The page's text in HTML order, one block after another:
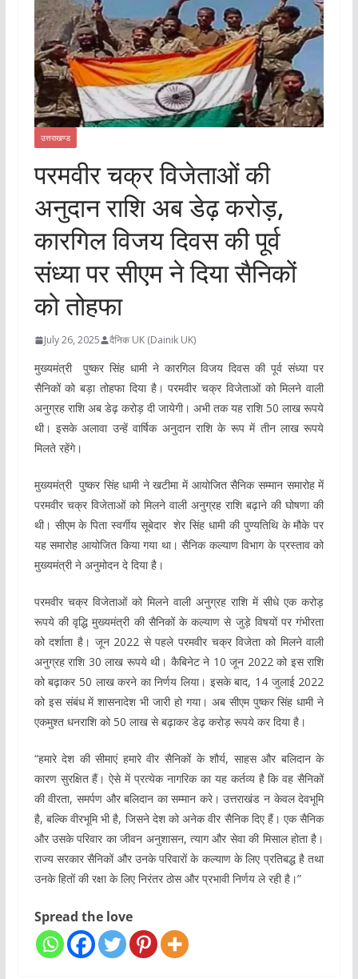
उत्तराखण्ड
परमवीर चक्र विजेताओं की
अनुदान राशि अब डेढ़ करोड़,
कारगिल विजय दिवस की पूर्व
संध्या पर सीएम ने दिया सैनिकों
को तोहफा
July 26, 2025 दैनिक UK (Dainik UK)
मुख्यमंत्री पुष्कर सिंह धामी ने कारगिल विजय दिवस की पूर्व संध्या पर
सैनिकों को बड़ा तोहफा दिया है। परमवीर चक्र विजेताओं को मिलने वाली
अनुग्रह राशि अब डेढ़ करोड़ दी जायेगी। अभी तक यह राशि 50 लाख रूपये
थी। इसके अलावा उन्हें वार्षिक अनुदान राशि के रूप में तीन लाख रूपये
मिलते रहेंगे।
मुख्यमंत्री पुष्कर सिंह धामी ने खटीमा में आयोजित सैनिक सम्मान समारोह में
परमवीर चक्र विजेताओं को मिलने वाली अनुग्रह राशि बढ़ाने की घोषणा की
थी। सीएम के पिता स्वर्गीय सूबेदार शेर सिंह धामी की पुण्यतिथि के मौके पर
यह समारोह आयोजित किया गया था। सैनिक कल्याण विभाग के प्रस्ताव को
मुख्यमंत्री ने अनुमोदन दे दिया है।
परमवीर चक्र विजेताओं को मिलने वाली अनुग्रह राशि में सीधे एक करोड़
रूपये की वृद्धि मुख्यमंत्री की सैनिकों के कल्याण से जुड़े विषयों पर गंभीरता
को दर्शाता है। जून 2022 से पहले परमवीर चक्र विजेता को मिलने वाली
अनुग्रह राशि 30 लाख रूपये थी। कैबिनेट ने 10 जून 2022 को इस राशि
को बढ़ाकर 50 लाख करने का निर्णय लिया। इसके बाद, 14 जुलाई 2022
को इस संबंध में शासनादेश भी जारी हो गया। अब सीएम पुष्कर सिंह धामी ने
एकमुश्त धनराशि को 50 लाख से बढ़ाकर डेढ़ करोड़ रूपये कर दिया है।
“हमारे देश की सीमाएं हमारे वीर सैनिकों के शौर्य, साहस और बलिदान के
कारण सुरक्षित हैं। ऐसे में प्रत्येक नागरिक का यह कर्तव्य है कि वह सैनिकों
की वीरता, समर्पण और बलिदान का सम्मान करे। उत्तराखंड न केवल देवभूमि
है, बल्कि वीरभूमि भी है, जिसने देश को अनेक वीर सैनिक दिए हैं। एक सैनिक
और उसके परिवार का जीवन अनुशासन, त्याग और सेवा की मिसाल होता है।
राज्य सरकार सैनिकों और उनके परिवारों के कल्याण के लिए प्रतिबद्ध है तथा
उनके हितों की रक्षा के लिए निरंतर ठोस और प्रभावी निर्णय ले रही है।”
Spread the love